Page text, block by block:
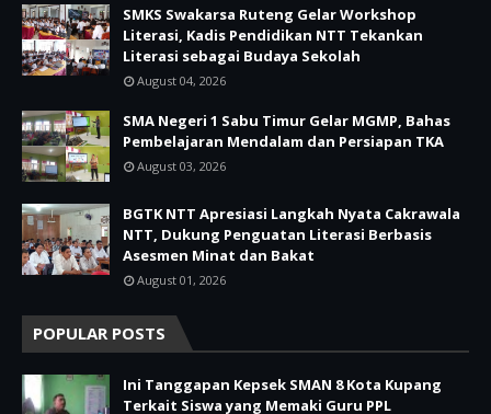
SMKS Swakarsa Ruteng Gelar Workshop
Literasi, Kadis Pendidikan NTT Tekankan
Literasi sebagai Budaya Sekolah
August 04, 2026
SMA Negeri 1 Sabu Timur Gelar MGMP, Bahas
Pembelajaran Mendalam dan Persiapan TKA
August 03, 2026
BGTK NTT Apresiasi Langkah Nyata Cakrawala
NTT, Dukung Penguatan Literasi Berbasis
Asesmen Minat dan Bakat
August 01, 2026
POPULAR POSTS
Ini Tanggapan Kepsek SMAN 8 Kota Kupang
Terkait Siswa yang Memaki Guru PPL